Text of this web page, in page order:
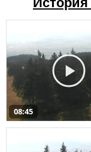
08:45